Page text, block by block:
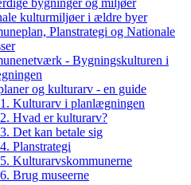
bygninger og miljøer
kulturmiljøer i ældre byer
Planstrategi og Nationale
- Bygningskulturen i
og kulturarv - en guide
1. Kulturarv i planlægningen
2. Hvad er kulturarv?
3. Det kan betale sig
4. Planstrategi
5. Kulturarvskommunerne
6. Brug museerne